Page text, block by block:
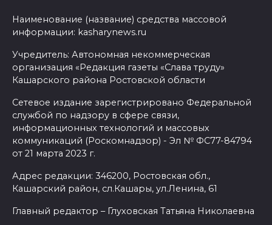
Наименование (название) средства массовой
информации: kasharynews.ru
Учредитель: Автономная некоммерческая
организация «Редакция газеты «Слава труду»
Кашарского района Ростовской области
Сетевое издание зарегистрировано Федеральной
службой по надзору в сфере связи,
информационных технологий и массовых
коммуникаций (Роскомнадзор) - Эл № ФС77-84794
от 21 марта 2023 г.
Адрес редакции: 346200, Ростовская обл.,
Кашарский район, сл.Кашары, ул.Ленина, 61
Главный редактор – Глуховская Татьяна Николаевна